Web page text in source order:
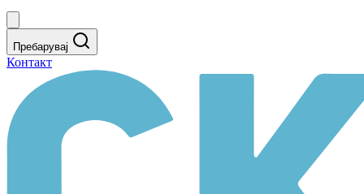
Пребарувај
Контакт